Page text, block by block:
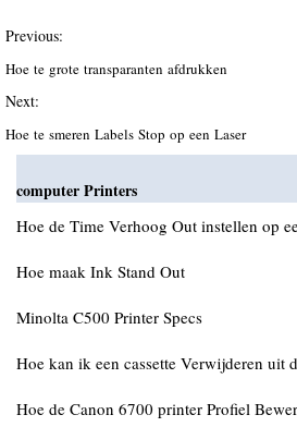
Previous:
Hoe te grote transparanten afdrukken
Next:
Hoe te smeren Labels Stop op een Laser
computer Printers
Hoe de Time Verhoog Out ​​instellen op
Hoe maak Ink Stand Out
Minolta C500 Printer Specs
Hoe kan ik een cassette Verwijderen uit
Hoe de Canon 6700 printer Profiel